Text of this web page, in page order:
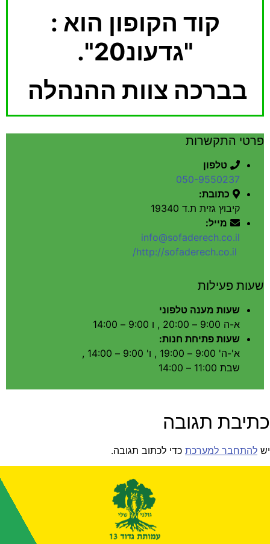
קוד הקופון הוא :
"גדעונ20".
בברכה צוות ההנהלה
פרטי התקשרות
טלפון
050-9550237
כתובת:
קיבוץ גזית ת.ד 19340
מייל:
info@sofaderech.co.il
שעות פעילות
שעות מענה טלפוני
א-ה 9:00 – 20:00 , ו 9:00 – 14:00
שעות פתיחת חנות:
א'-ה' 9:00 – 19:00 , ו' 9:00 – 14:00 ,
שבת 11:00 – 14:00
כתיבת תגובה
יש להתחבר למערכת כדי לכתוב תגובה.